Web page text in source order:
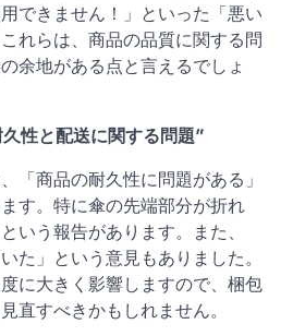
できません！」といった「悪い
れらは、商品の品質に関する問
余地がある点と言えるでしょ
性と配送に関する問題”
「商品の耐久性に問題がある」
す。特に傘の先端部分が折れ
いう報告があります。また、
た」という意見もありました。
に大きく影響しますので、梱包
直すべきかもしれません。